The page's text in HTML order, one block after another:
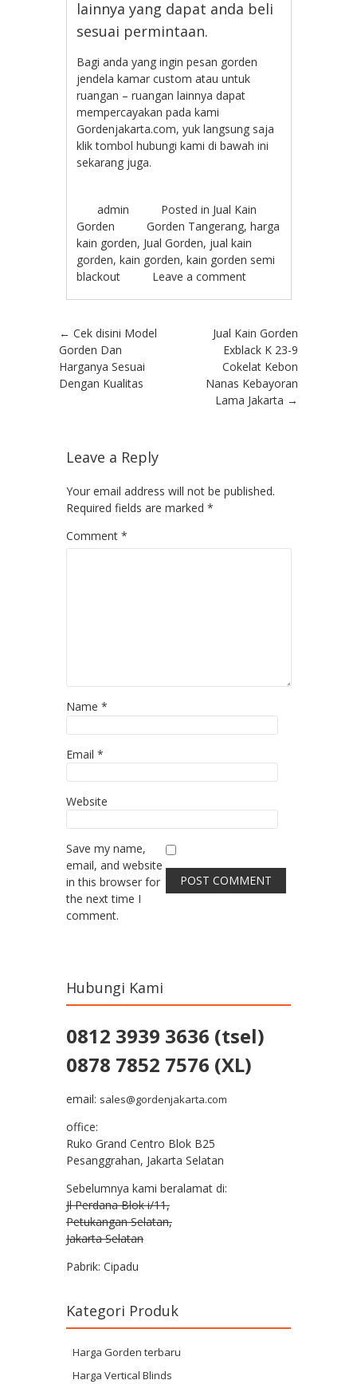
lainnya yang dapat anda beli
sesuai permintaan.
Bagi anda yang ingin pesan gorden
jendela kamar custom atau untuk
ruangan – ruangan lainnya dapat
mempercayakan pada kami
Gordenjakarta.com, yuk langsung saja
klik tombol hubungi kami di bawah ini
sekarang juga.
admin Posted in Jual Kain
Gorden
Gorden Tangerang,harga
kain gorden, Jual Gorden, jual kain
gorden,kain gorden,kain gorden semi
blackout
Leave a comment
Post navigation
← Cek disini Model
Gorden Dan
Harganya Sesuai
Dengan Kualitas
Jual Kain Gorden
Exblack K 23-9
Cokelat Kebon
Nanas Kebayoran
Lama Jakarta →
Leave a Reply
Your email address will not be published.
Required fields are marked *
Comment *
Name *
Email *
Website
Save my name,
email, and website
in this browser for
the next time I
comment.
Hubungi Kami
0812 3939 3636 (tsel)
0878 7852 7576 (XL)
email: sales@gordenjakarta.com
office:
Ruko Grand Centro Blok B25
Pesanggrahan, Jakarta Selatan
Sebelumnya kami beralamat di:
Jl Perdana Blok i/11,
Petukangan Selatan,
Jakarta Selatan
Pabrik: Cipadu
Kategori Produk
Harga Gorden terbaru
Harga Vertical Blinds